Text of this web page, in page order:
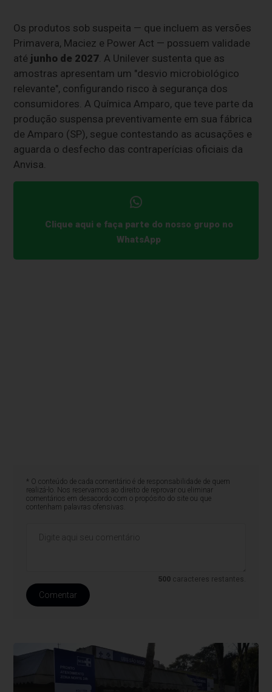
Os produtos sob suspeita — que incluem as versões
Primavera, Maciez e Power Act — possuem validade
até junho de 2027. A Unilever sustenta que as
amostras apresentam um "desvio microbiológico
relevante", configurando risco à segurança dos
consumidores. A Química Amparo, que teve parte da
produção suspensa preventivamente em sua fábrica
de Amparo (SP), segue contestando as acusações e
aguarda o desfecho das contraperícias oficiais da
Anvisa.
Clique aqui e faça parte do nosso grupo no
WhatsApp
* O conteúdo de cada comentário é de responsabilidade de quem
realizá-lo. Nos reservamos ao direito de reprovar ou eliminar
comentários em desacordo com o propósito do site ou que
contenham palavras ofensivas.
500 caracteres restantes.
Comentar